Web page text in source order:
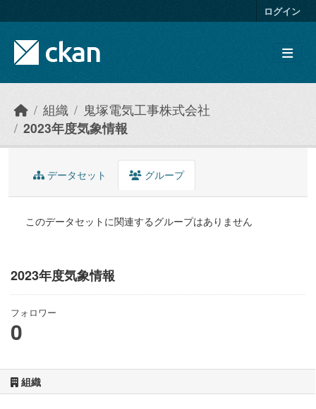
ログイン
組織
鬼塚電気工事株式会社
2023年度気象情報
2023年度気象情報
フォロワー
0
組織
データセット グループ
このデータセットに関連するグループはありません